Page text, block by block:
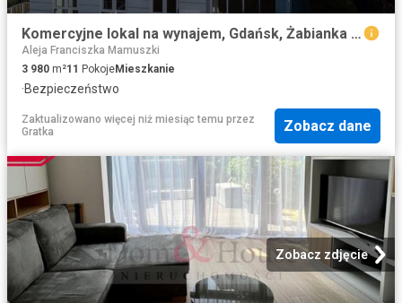
Komercyjne lokal na wynajem, Gdańsk, Żabianka Wejhera Jelitkowo Tysiąclecia
Aleja Franciszka Mamuszki
3 980 m²11 PokojeMieszkanie
·Bezpieczeństwo
Zaktualizowano więcej niż miesiąc temu przez
Gratka
Zobacz dane
Zobacz zdjęcie